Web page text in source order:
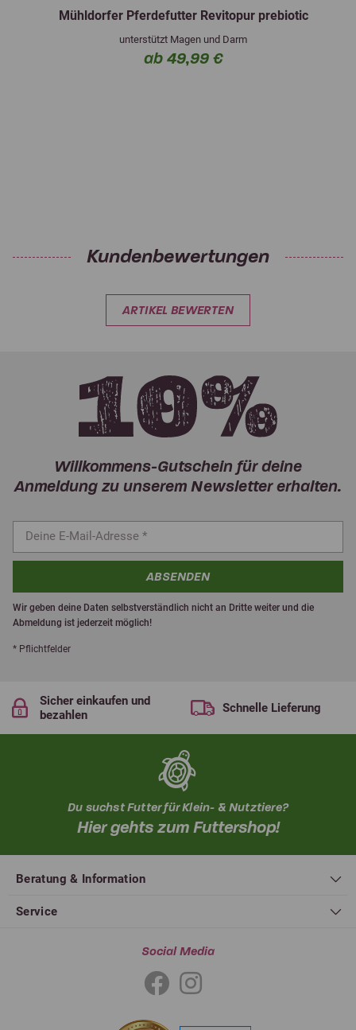
Mühldorfer Pferdefutter Revitopur prebiotic
unterstützt Magen und Darm
ab 49,99 €
Kundenbewertungen
ARTIKEL BEWERTEN
Willkommens-Gutschein für deine
Anmeldung zu unserem Newsletter erhalten.
ABSENDEN
Wir geben deine Daten selbstverständlich nicht an Dritte weiter und die
Abmeldung ist jederzeit möglich!
* Pflichtfelder
Sicher einkaufen und
bezahlen
Schnelle Lieferung
Du suchst Futter für Klein- & Nutztiere?
Hier gehts zum Futtershop!
Beratung & Information
Service
Social Media